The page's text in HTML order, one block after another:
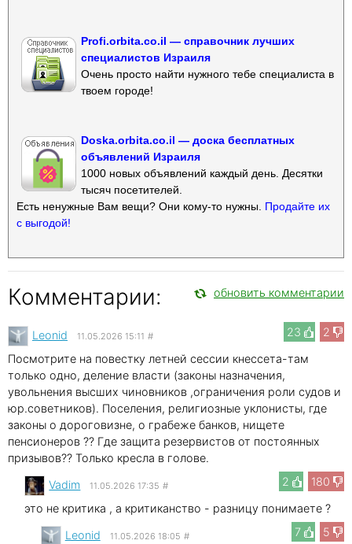
Profi.orbita.co.il — справочник лучших
специалистов Израиля
Очень просто найти нужного тебе специалиста в
твоем городе!
Doska.orbita.co.il — доска бесплатных
объявлений Израиля
1000 новых объявлений каждый день. Десятки
тысяч посетителей.
Есть ненужные Вам вещи? Они кому-то нужны. Продайте их
с выгодой!
Комментарии: обновить комментарии
23 2
Leonid 11.05.2026 15:11 #
Посмотрите на повестку летней сессии кнессета-там
только одно, деление власти (законы назначения,
увольнения высших чиновников ,ограничения роли судов и
юр.советников). Поселения, религиозные уклонисты, где
законы о дороговизне, о грабеже банков, нищете
пенсионеров ?? Где защита резервистов от постоянных
призывов?? Только кресла в голове.
2
180
Vadim 11.05.2026 17:35 #
это не критика , а критиканство - разницу понимаете ?
7
5
Leonid 11.05.2026 18:05 #